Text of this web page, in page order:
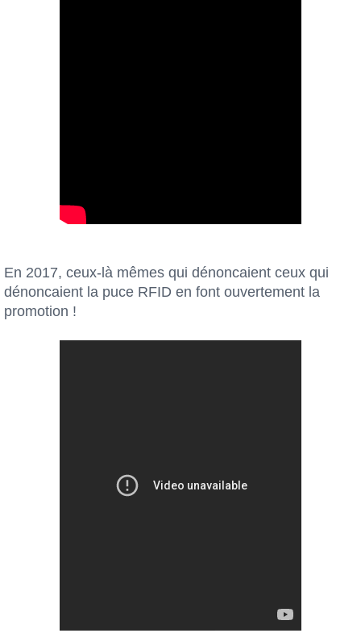
En 2017, ceux-là mêmes qui dénoncaient ceux qui
dénoncaient la puce RFID en font ouvertement la
promotion !